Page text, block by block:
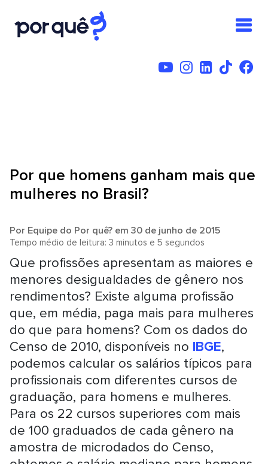
Por que homens ganham mais que
mulheres no Brasil?
Por Equipe do Por quê? em 30 de junho de 2015
Tempo médio de leitura: 3 minutos e 5 segundos
Que profissões apresentam as maiores e
menores desigualdades de gênero nos
rendimentos? Existe alguma profissão
que, em média, paga mais para mulheres
do que para homens? Com os dados do
Censo de 2010, disponíveis no IBGE,
podemos calcular os salários típicos para
profissionais com diferentes cursos de
graduação, para homens e mulheres.
Para os 22 cursos superiores com mais
de 100 graduados de cada gênero na
amostra de microdados do Censo,